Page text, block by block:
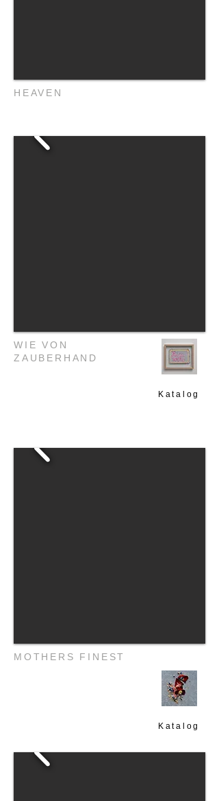
HEAVEN
WIE VON
ZAUBERHAND
Katalog
MOTHERS FINEST
Katalog